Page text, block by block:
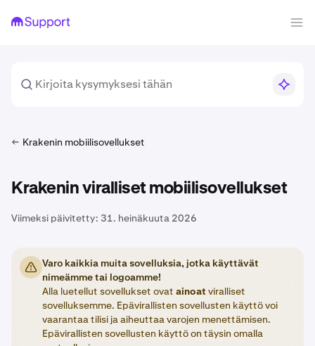
Krakenin mobiilisovellukset
Krakenin viralliset mobiilisovellukset
Viimeksi päivitetty: 31. heinäkuuta 2026
Varo kaikkia muita sovelluksia, jotka käyttävät
nimeämme tai logoamme!
Alla luetellut sovellukset ovat ainoat viralliset
sovelluksemme. Epävirallisten sovellusten käyttö voi
vaarantaa tilisi ja aiheuttaa varojen menettämisen.
Epävirallisten sovellusten käyttö on täysin omalla